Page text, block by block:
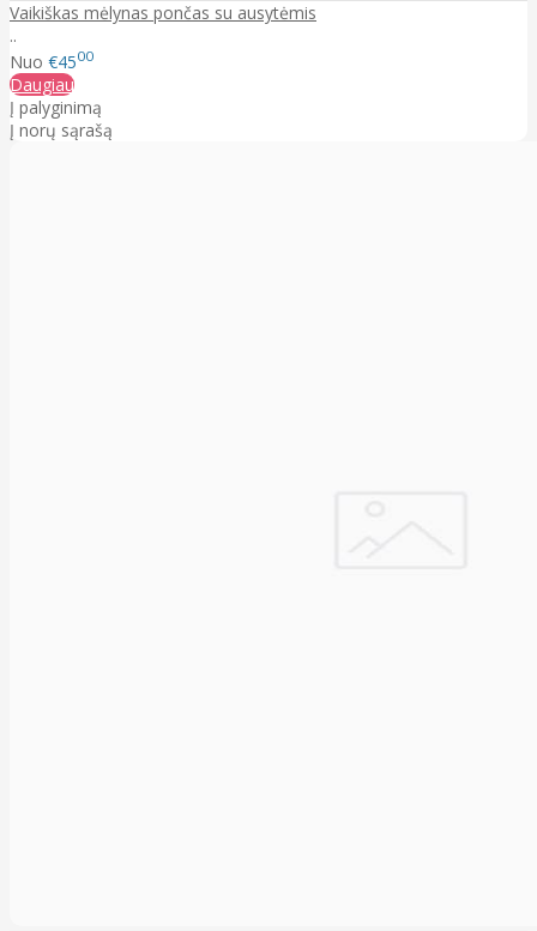
Vaikiškas mėlynas pončas su ausytėmis
..
Nuo €4500
Daugiau
Į palyginimą
Į norų sąrašą